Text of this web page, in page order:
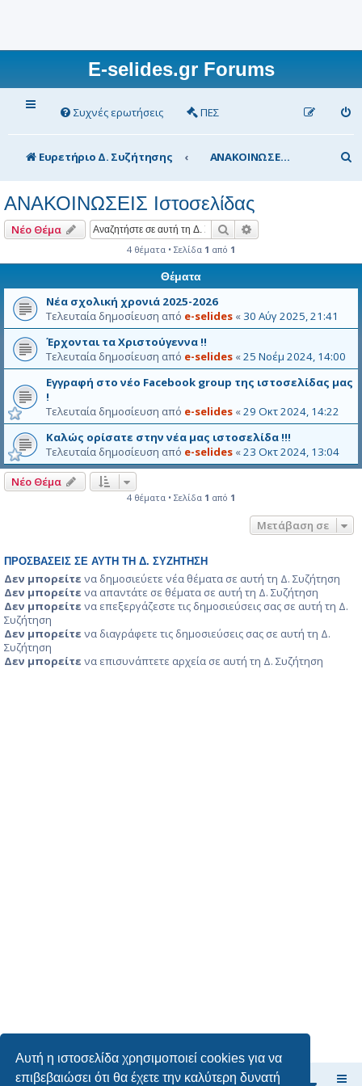
Αυτή η ιστοσελίδα χρησιμοποιεί cookies για να
επιβεβαιώσει ότι θα έχετε την καλύτερη δυνατή
E-selides.gr Forums
Συχνές ερωτήσεις ΠΕΣ
Ευρετήριο Δ. Συζήτησης ΑΝΑΚΟΙΝΩΣΕΙΣ Ιστοσελίδας
ν
ΑΝΑΚΟΙΝΩΣΕΙΣ Ιστοσελίδας
Νέο Θέμα Αναζήτηση
4 θέματα • Σελίδα 1 από 1
Θέματα
Νέα σχολική χρονιά 2025-2026
Τελευταία δημοσίευση από e-selides « 30 Αύγ 2025, 21:41
Έρχονται τα Χριστούγεννα !!
Τελευταία δημοσίευση από e-selides «25 Νοέμ 2024, 14:00
Εγγραφή στο νέο Facebook group της ιστοσελίδας μας
!
Τελευταία δημοσίευση από e-selides «29 Οκτ 2024, 14:22
Καλώς ορίσατε στην νέα μας ιστοσελίδα !!!
Τελευταία δημοσίευση από e-selides «23 Οκτ 2024, 13:04
Νέο Θέμα
4 θέματα • Σελίδα 1 από 1
Μετάβαση σε
ΠΡΟΣΒΆΣΕΙΣ ΣΕ ΑΥΤΉ ΤΗ Δ. ΣΥΖΉΤΗΣΗ
Δεν μπορείτε να δημοσιεύετε νέα θέματα σε αυτή τη Δ. Συζήτηση
Δεν μπορείτε να απαντάτε σε θέματα σε αυτή τη Δ. Συζήτηση
Δεν μπορείτε να επεξεργάζεστε τις δημοσιεύσεις σας σε αυτή τη Δ.
Συζήτηση
Δεν μπορείτε να διαγράφετε τις δημοσιεύσεις σας σε αυτή τη Δ.
Συζήτηση
Δεν μπορείτε να επισυνάπτετε αρχεία σε αυτή τη Δ. Συζήτηση